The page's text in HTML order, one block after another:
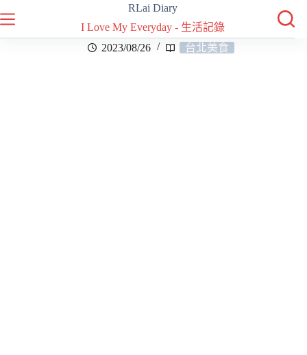
RLai Diary
I Love My Everyday - 生活記錄
2023/08/26
台北美食